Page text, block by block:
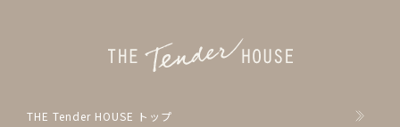
THE Tender HOUSE トップ